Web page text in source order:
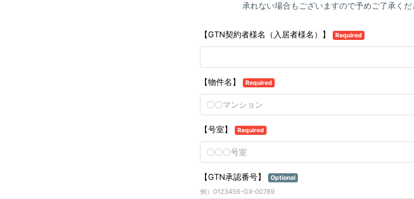
承れない場合もございますので予めご了承くだ
【GTN契約者様名（入居者様名）】 Required
【物件名】 Required
【号室】 Required
【GTN承認番号】 Optional
例）0123456-GX-00789